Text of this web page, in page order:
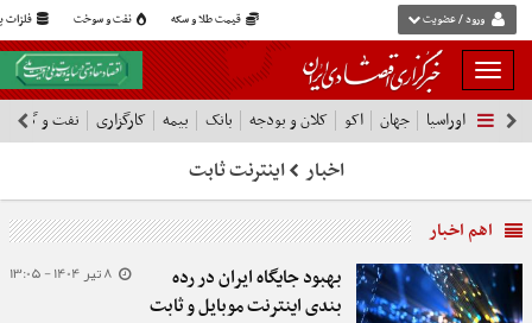
قیمت طلا و سکه نفت و سوخت فلزات ورود / عضویت
بار
و
بسته
نمودن
اوراسیا جهان اکو کلان و بودجه بانک بیمه کارگزاری نفت و گاز
اخبار اینترنت ثابت
اهم اخبار
8 تیر 1404 - 13:05
بهبود جایگاه ایران در رده
بندی اینترنت موبایل و ثابت